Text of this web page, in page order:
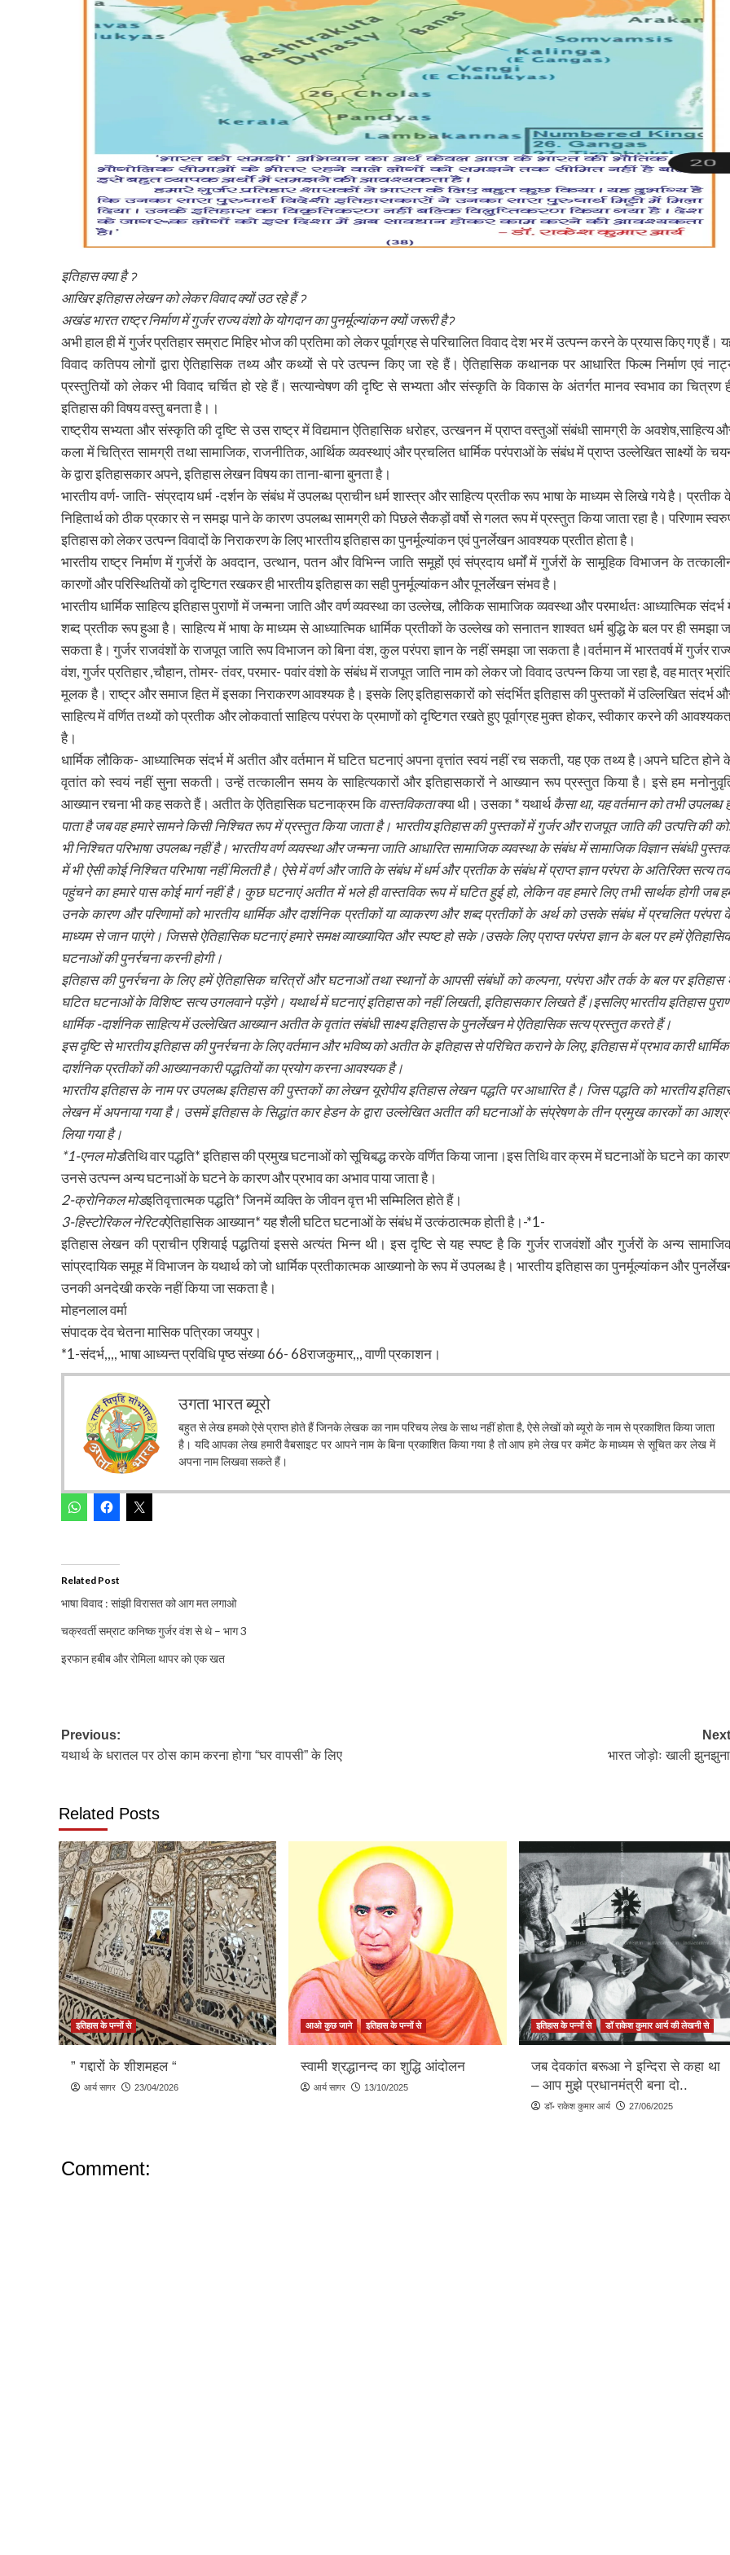
इतिहास क्या है ॽ
आखिर इतिहास लेखन को लेकर विवाद क्यों उठ रहे हैं ॽ
अखंड भारत राष्ट्र निर्माण में गुर्जर राज्य वंशो के योगदान का पुनर्मूल्यांकन क्यों जरूरी हैॽ
अभी हाल ही में गुर्जर प्रतिहार सम्राट मिहिर भोज की प्रतिमा को लेकर पूर्वाग्रह से परिचालित विवाद देश भर में उत्पन्न करने के प्रयास किए गए हैं।
विवाद कतिपय लोगों द्वारा ऐतिहासिक तथ्य और कथ्यों से परे उत्पन्न किए जा रहे हैं। ऐतिहासिक कथानक पर आधारित फिल्म निर्माण एवं
प्रस्तुतियों को लेकर भी विवाद चर्चित हो रहे हैं। सत्यान्वेषण की दृष्टि से सभ्यता और संस्कृति के विकास के अंतर्गत मानव स्वभाव का चित्रण
इतिहास की विषय वस्तु बनता है।।
राष्ट्रीय सभ्यता और संस्कृति की दृष्टि से उस राष्ट्र में विद्यमान ऐतिहासिक धरोहर, उत्खनन में प्राप्त वस्तुओं संबंधी सामग्री के अवशेष,साहित्य
कला में चित्रित सामग्री तथा सामाजिक, राजनीतिक, आर्थिक व्यवस्थाएं और प्रचलित धार्मिक परंपराओं के संबंध में प्राप्त उल्लेखित साक्ष्यों के
के द्वारा इतिहासकार अपने, इतिहास लेखन विषय का ताना-बाना बुनता है।
भारतीय वर्ण- जाति- संप्रदाय धर्म -दर्शन के संबंध में उपलब्ध प्राचीन धर्म शास्त्र और साहित्य प्रतीक रूप भाषा के माध्यम से लिखे गये है। प्रतीक
निहितार्थ को ठीक प्रकार से न समझ पाने के कारण उपलब्ध सामग्री को पिछले सैकड़ों वर्षो से गलत रूप में प्रस्तुत किया जाता रहा है। परिणाम
इतिहास को लेकर उत्पन्न विवादों के निराकरण के लिए भारतीय इतिहास का पुनर्मूल्यांकन एवं पुनर्लेखन आवश्यक प्रतीत होता है।
भारतीय राष्ट्र निर्माण में गुर्जरों के अवदान, उत्थान, पतन और विभिन्न जाति समूहों एवं संप्रदाय धर्मों में गुर्जरों के सामूहिक विभाजन के
कारणों और परिस्थितियों को दृष्टिगत रखकर ही भारतीय इतिहास का सही पुनर्मूल्यांकन और पूनर्लेखन संभव है।
भारतीय धार्मिक साहित्य इतिहास पुराणों में जन्मना जाति और वर्ण व्यवस्था का उल्लेख, लौकिक सामाजिक व्यवस्था और परमार्थतः आध्यात्मिक संदर्भ
शब्द प्रतीक रूप हुआ है। साहित्य में भाषा के माध्यम से आध्यात्मिक धार्मिक प्रतीकों के उल्लेख को सनातन शाश्वत धर्म बुद्धि के बल पर ही समझा
सकता है। गुर्जर राजवंशों के राजपूत जाति रूप विभाजन को बिना वंश, कुल परंपरा ज्ञान के नहीं समझा जा सकता है।वर्तमान में भारतवर्ष में गुर्जर
वंश, गुर्जर प्रतिहार ,चौहान, तोमर- तंवर, परमार- पवांर वंशो के संबंध में राजपूत जाति नाम को लेकर जो विवाद उत्पन्न किया जा रहा है, वह मात्र
मूलक है। राष्ट्र और समाज हित में इसका निराकरण आवश्यक है। इसके लिए इतिहासकारों को संदर्भित इतिहास की पुस्तकों में उल्लिखित संदर्भ
साहित्य में वर्णित तथ्यों को प्रतीक और लोकवार्ता साहित्य परंपरा के प्रमाणों को दृष्टिगत रखते हुए पूर्वाग्रह मुक्त होकर, स्वीकार करने की
है।
धार्मिक लौकिक- आध्यात्मिक संदर्भ में अतीत और वर्तमान में घटित घटनाएं अपना वृत्तांत स्वयं नहीं रच सकती, यह एक तथ्य है।अपने घटित होने
वृतांत को स्वयं नहीं सुना सकती। उन्हें तत्कालीन समय के साहित्यकारों और इतिहासकारों ने आख्यान रूप प्रस्तुत किया है। इसे हम
आख्यान रचना भी कह सकते हैं। अतीत के ऐतिहासिक घटनाक्रम किवास्तविकताक्या थी। उसका * यथार्थकैसा था, यह वर्तमान को तभी उपलब्ध
पाता है जब वह हमारे सामने किसी निश्चित रूप में प्रस्तुत किया जाता है। भारतीय इतिहास की पुस्तकों में गुर्जर और राजपूत जाति की उत्पत्ति की
भी निश्चित परिभाषा उपलब्ध नहीं है। भारतीय वर्ण व्यवस्था और जन्मना जाति आधारित सामाजिक व्यवस्था के संबंध में सामाजिक विज्ञान संबंधी
में भी ऐसी कोई निश्चित परिभाषा नहीं मिलती है। ऐसे में वर्ण और जाति के संबंध में धर्म और प्रतीक के संबंध में प्राप्त ज्ञान परंपरा के अतिरिक्त सत्य
पहुंचने का हमारे पास कोई मार्ग नहीं है। कुछ घटनाएं अतीत में भले ही वास्तविक रूप में घटित हुई हो, लेकिन वह हमारे लिए तभी सार्थक होगी जब
उनके कारण और परिणामों को भारतीय धार्मिक और दार्शनिक प्रतीकों या व्याकरण और शब्द प्रतीकों के अर्थ को उसके संबंध में प्रचलित परंपरा
माध्यम से जान पाएंगे। जिससे ऐतिहासिक घटनाएं हमारे समक्ष व्याख्यायित और स्पष्ट हो सके।उसके लिए प्राप्त परंपरा ज्ञान के बल पर हमें
घटनाओं की पुनर्रचना करनी होगी।
इतिहास की पुनर्रचना के लिए हमें ऐतिहासिक चरित्रों और घटनाओं तथा स्थानों के आपसी संबंधों को कल्पना, परंपरा और तर्क के बल पर इतिहास
घटित घटनाओं के विशिष्ट सत्य उगलवाने पड़ेंगे। यथार्थ में घटनाएं इतिहास को नहीं लिखती, इतिहासकार लिखते हैं।इसलिए भारतीय इतिहास
धार्मिक -दार्शनिक साहित्य में उल्लेखित आख्यान अतीत के वृतांत संबंधी साक्ष्य इतिहास के पुनर्लेखन मे ऐतिहासिक सत्य प्रस्तुत करते हैं।
इस दृष्टि से भारतीय इतिहास की पुनर्रचना के लिए वर्तमान और भविष्य को अतीत के इतिहास से परिचित कराने के लिए, इतिहास में प्रभाव कारी
दार्शनिक प्रतीकों की आख्यानकारी पद्धतियों का प्रयोग करना आवश्यक है।
भारतीय इतिहास के नाम पर उपलब्ध इतिहास की पुस्तकों का लेखन यूरोपीय इतिहास लेखन पद्धति पर आधारित है। जिस पद्धति को भारतीय
लेखन में अपनाया गया है। उसमें इतिहास के सिद्धांत कार हेडन के द्वारा उल्लेखित अतीत की घटनाओं के संप्रेषण के तीन प्रमुख कारकों का
लिया गया है।
*1-एनल मोडतिथि वार पद्धति* इतिहास की प्रमुख घटनाओं को सूचिबद्ध करके वर्णित किया जाना।इस तिथि वार क्रम में घटनाओं के घटने का
उनसे उत्पन्न अन्य घटनाओं के घटने के कारण और प्रभाव का अभाव पाया जाता है।
2-क्रोनिकल मोडइतिवृत्तात्मक पद्धति* जिनमें व्यक्ति के जीवन वृत्त भी सम्मिलित होते हैं।
3-हिस्टोरिकल नेरिटवऐतिहासिक आख्यान* यह शैली घटित घटनाओं के संबंध में उत्कंठात्मक होती है।-*1-
इतिहास लेखन की प्राचीन एशियाई पद्धतियां इससे अत्यंत भिन्न थी। इस दृष्टि से यह स्पष्ट है कि गुर्जर राजवंशों और गुर्जरों के अन्य
सांप्रदायिक समूह में विभाजन के यथार्थ को जो धार्मिक प्रतीकात्मक आख्यानो के रूप में उपलब्ध है। भारतीय इतिहास का पुनर्मूल्यांकन और
उनकी अनदेखी करके नहीं किया जा सकता है।
मोहनलाल वर्मा
संपादक देव चेतना मासिक पत्रिका जयपुर।
*1-संदर्भ,,,, भाषा आध्यन्त प्रविधि पृष्ठ संख्या 66- 68राजकुमार,,, वाणी प्रकाशन।
उगता भारत ब्यूरो
बहुत से लेख हमको ऐसे प्राप्त होते हैं जिनके लेखक का नाम परिचय लेख के साथ नहीं होता है, ऐसे लेखों को ब्यूरो के नाम से प्रकाशित किया जाता
है। यदि आपका लेख हमारी वैबसाइट पर आपने नाम के बिना प्रकाशित किया गया है तो आप हमे लेख पर कमेंट के माध्यम से सूचित कर लेख में
अपना नाम लिखवा सकते हैं।
Related Post
भाषा विवाद : सांझी विरासत को आग मत लगाओ
चक्रवर्ती सम्राट कनिष्क गुर्जर वंश से थे – भाग 3
इरफान हबीब और रोमिला थापर को एक खत
Post
navigation
Previous:
यथार्थ के धरातल पर ठोस काम करना होगा “घर वापसी” के लिए
भारत जोड़ोः खाली
Related Posts
इतिहास के पन्नों से
” गद्दारों के शीशमहल “
आर्य सागर 23/04/2026
आओ कुछ जाने इतिहास के पन्नों से
स्वामी श्रद्धानन्द का शुद्धि आंदोलन
आर्य सागर 13/10/2025
इतिहास के पन्नों से डॉ राकेश कुमार आर्य की लेखनी से
जब देवकांत बरूआ ने इन्दिरा से कहा था
– आप मुझे प्रधानमंत्री बना दो..
डॉ॰ राकेश कुमार आर्य 27/06/2025
Comment: